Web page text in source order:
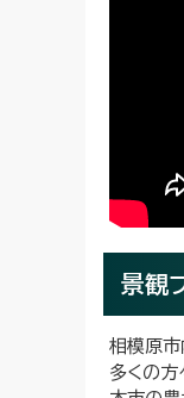
景観
相模原市
多くの方